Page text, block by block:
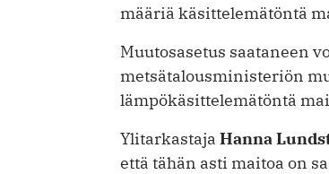
määriä käsittelemätöntä
Muutosasetus saataneen
metsätalousministeriön
lämpökäsittelemätöntä
Ylitarkastaja Hanna
että tähän asti maitoa on